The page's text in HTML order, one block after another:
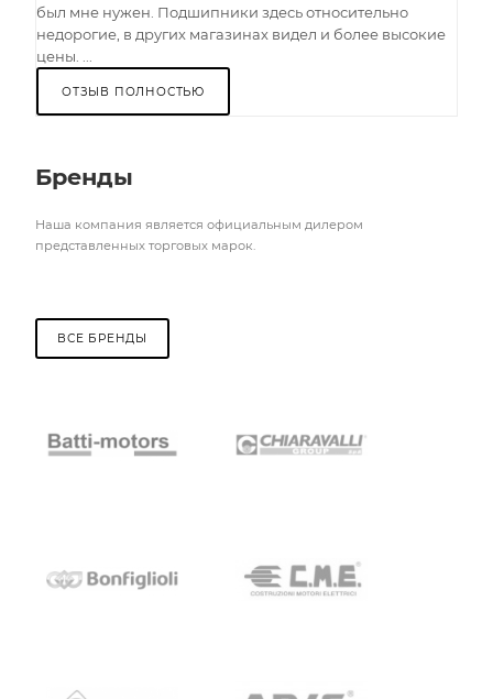
был мне нужен. Подшипники здесь относительно
недорогие, в других магазинах видел и более высокие
цены. ...
ОТЗЫВ ПОЛНОСТЬЮ
Бренды
Наша компания является официальным дилером
представленных торговых марок.
ВСЕ БРЕНДЫ